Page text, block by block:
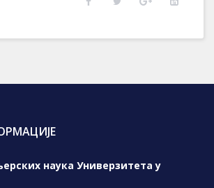
наука Универзитета у